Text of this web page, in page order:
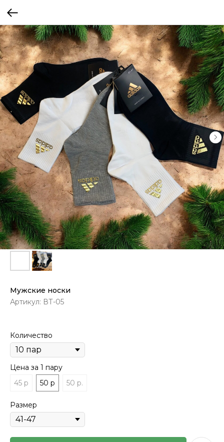
Мужские носки
Артикул: ВТ-05
Количество
Цена за 1 пару
45 р
50 р 50 р.
Размер